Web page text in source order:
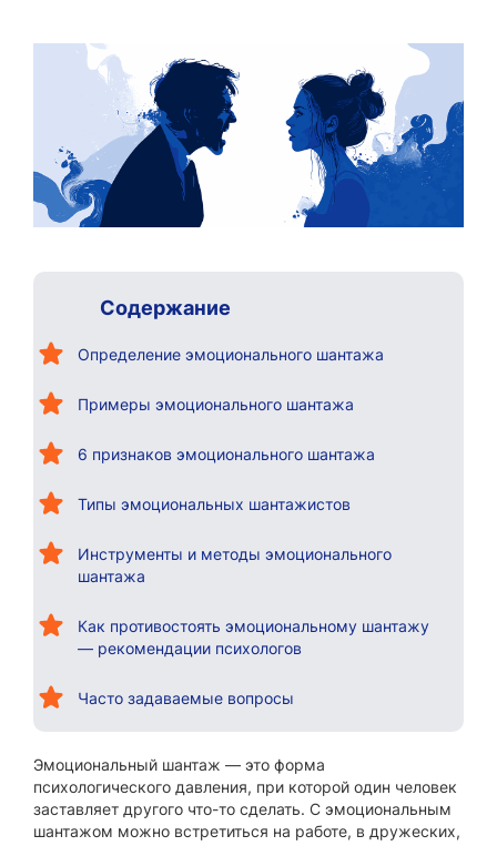
Содержание
Определение эмоционального шантажа
Примеры эмоционального шантажа
6 признаков эмоционального шантажа
Типы эмоциональных шантажистов
Инструменты и методы эмоционального
шантажа
Как противостоять эмоциональному шантажу
— рекомендации психологов
Часто задаваемые вопросы
Эмоциональный шантаж — это форма
психологического давления, при которой один человек
заставляет другого что-то сделать. С эмоциональным
шантажом можно встретиться на работе, в дружеских,